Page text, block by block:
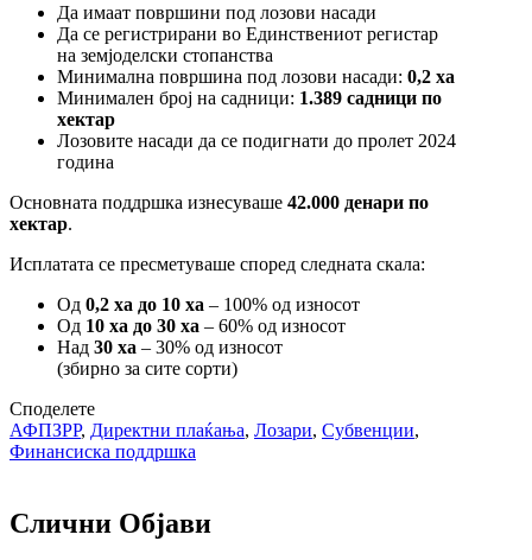
Да имаат површини под лозови насади
Да се регистрирани во Единствениот регистар
на земјоделски стопанства
Минимална површина под лозови насади: 0,2 ха
Минимален број на садници: 1.389 садници по
хектар
Лозовите насади да се подигнати до пролет 2024
година
Основната поддршка изнесуваше 42.000 денари по
хектар.
Исплатата се пресметуваше според следната скала:
Од 0,2 ха до 10 ха – 100% од износот
Од 10 ха до 30 ха – 60% од износот
Над 30 ха – 30% од износот
(збирно за сите сорти)
Споделете
АФПЗРР, Директни плаќања, Лозари, Субвенции,
Финансиска поддршка
Слични Објави